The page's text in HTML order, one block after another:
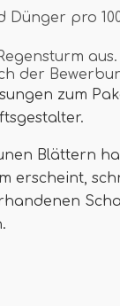
Dünger pro
der
zum
Blättern
erscheint,